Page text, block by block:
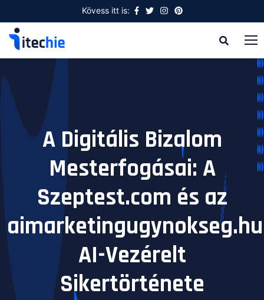
Kövess itt is:
A Digitális Bizalom
Mesterfogásai: A
Szeptest.com és az
aimarketingugynokseg.hu
AI-Vezérelt
Sikertörténete